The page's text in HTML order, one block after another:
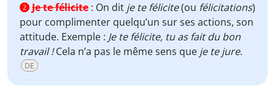
2 Je te félicite : On dit je te félicite(ou félicitations)
pour complimenter quelqu’un sur ses actions, son
attitude. Exemple : Je te félicite, tu as fait du bon
travail !Cela n’a pas le même sens que je te jure.
DE